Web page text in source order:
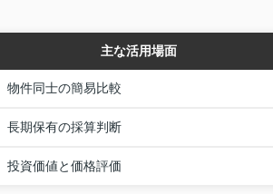
主な活用場面
物件同士の簡易比較
長期保有の採算判断
投資価値と価格評価